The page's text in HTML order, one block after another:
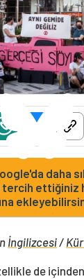
daha
tercih ettiğiniz
İngilizcesi/
de